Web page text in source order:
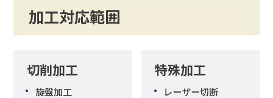
加工対応範囲
切削加工
旋盤加工
特殊加工
レーザー切断